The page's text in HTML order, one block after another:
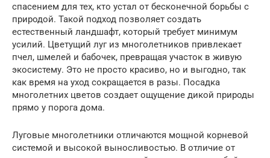
спасением для тех, кто устал от бесконечной борьбы с
природой. Такой подход позволяет создать
естественный ландшафт, который требует минимум
усилий. Цветущий луг из многолетников привлекает
пчел, шмелей и бабочек, превращая участок в живую
экосистему. Это не просто красиво, но и выгодно, так
как время на уход сокращается в разы. Посадка
многолетних цветов создает ощущение дикой природы
прямо у порога дома.
Луговые многолетники отличаются мощной корневой
системой и высокой выносливостью. В отличие от